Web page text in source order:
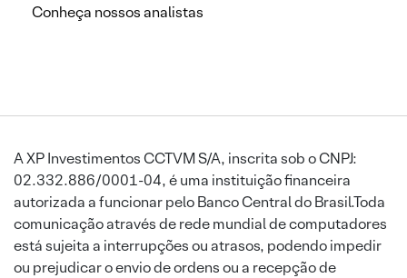
Conheça nossos analistas
A XP Investimentos CCTVM S/A, inscrita sob o CNPJ:
02.332.886/0001-04, é uma instituição financeira
autorizada a funcionar pelo Banco Central do Brasil.Toda
comunicação através de rede mundial de computadores
está sujeita a interrupções ou atrasos, podendo impedir
ou prejudicar o envio de ordens ou a recepção de